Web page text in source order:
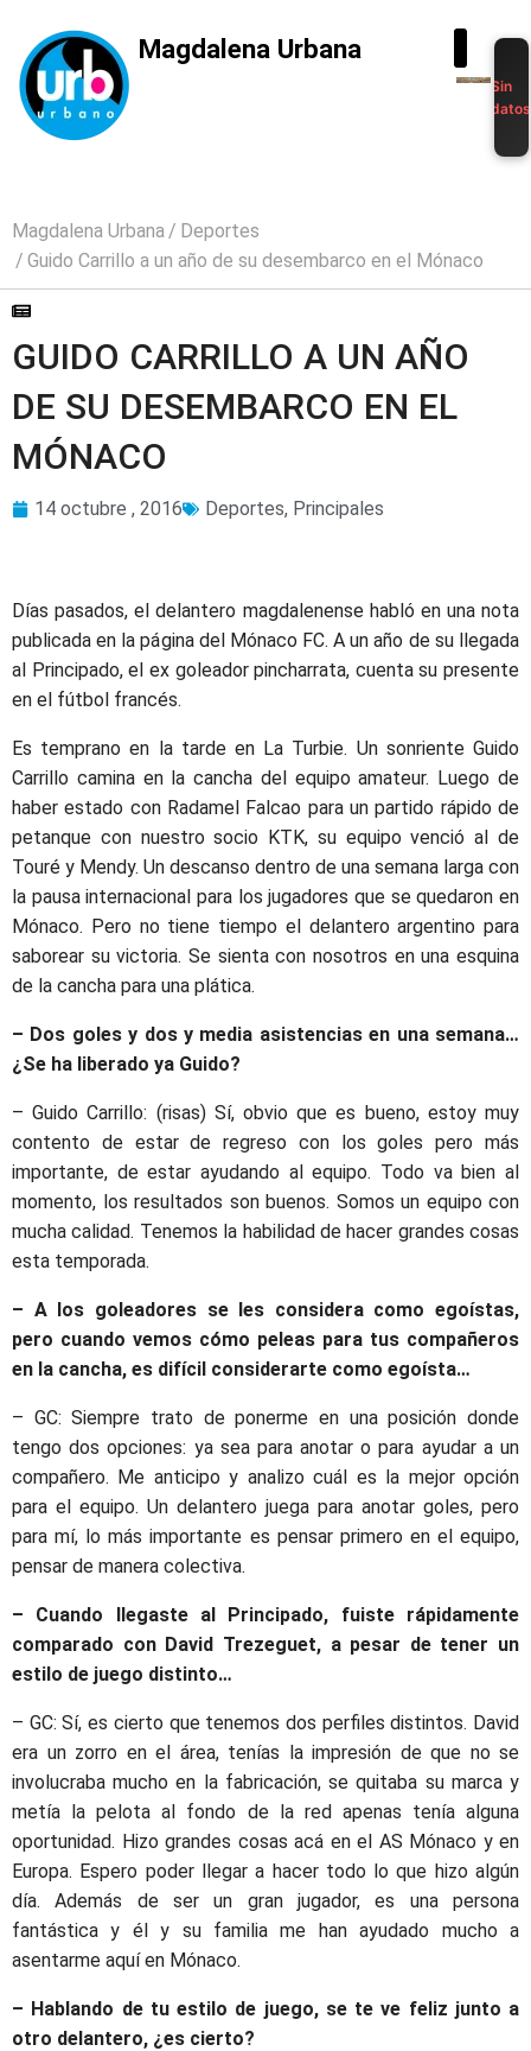
Magdalena Urbana
Sin
datos
Magdalena Urbana
Deportes
Guido Carrillo a un año de su desembarco en el Mónaco
GUIDO CARRILLO A UN AÑO
DE SU DESEMBARCO EN EL
MÓNACO
14 octubre , 2016 Deportes, Principales
Días pasados, el delantero magdalenense habló en una nota
publicada en la página del Mónaco FC. A un año de su llegada
al Principado, el ex goleador pincharrata, cuenta su presente
en el fútbol francés.
Es temprano en la tarde en La Turbie. Un sonriente Guido
Carrillo camina en la cancha del equipo amateur. Luego de
haber estado con Radamel Falcao para un partido rápido de
petanque con nuestro socio KTK, su equipo venció al de
Touré y Mendy. Un descanso dentro de una semana larga con
la pausa internacional para los jugadores que se quedaron en
Mónaco. Pero no tiene tiempo el delantero argentino para
saborear su victoria. Se sienta con nosotros en una esquina
de la cancha para una plática.
– Dos goles y dos y media asistencias en una semana…
¿Se ha liberado ya Guido?
– Guido Carrillo: (risas) Sí, obvio que es bueno, estoy muy
contento de estar de regreso con los goles pero más
importante, de estar ayudando al equipo. Todo va bien al
momento, los resultados son buenos. Somos un equipo con
mucha calidad. Tenemos la habilidad de hacer grandes cosas
esta temporada.
– A los goleadores se les considera como egoístas,
pero cuando vemos cómo peleas para tus compañeros
en la cancha, es difícil considerarte como egoísta…
– GC: Siempre trato de ponerme en una posición donde
tengo dos opciones: ya sea para anotar o para ayudar a un
compañero. Me anticipo y analizo cuál es la mejor opción
para el equipo. Un delantero juega para anotar goles, pero
para mí, lo más importante es pensar primero en el equipo,
pensar de manera colectiva.
– Cuando llegaste al Principado, fuiste rápidamente
comparado con David Trezeguet, a pesar de tener un
estilo de juego distinto…
– GC: Sí, es cierto que tenemos dos perfiles distintos. David
era un zorro en el área, tenías la impresión de que no se
involucraba mucho en la fabricación, se quitaba su marca y
metía la pelota al fondo de la red apenas tenía alguna
oportunidad. Hizo grandes cosas acá en el AS Mónaco y en
Europa. Espero poder llegar a hacer todo lo que hizo algún
día. Además de ser un gran jugador, es una persona
fantástica y él y su familia me han ayudado mucho a
asentarme aquí en Mónaco.
– Hablando de tu estilo de juego, se te ve feliz junto a
otro delantero, ¿es cierto?